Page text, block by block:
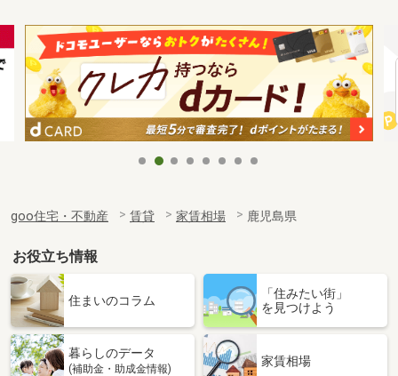
goo住宅・不動産 賃貸 家賃相場 鹿児島県
お役立ち情報
住まいのコラム
「住みたい街」
を見つけよう
暮らしのデータ
(補助金・助成金情報)
家賃相場